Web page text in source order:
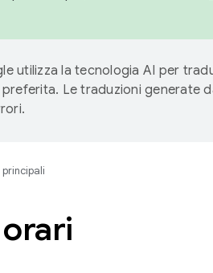
utilizza la tecnologia AI per
Le traduzioni generate